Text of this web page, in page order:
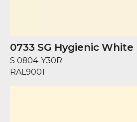
0733 SG Hygienic White
S 0804-Y30R
RAL9001